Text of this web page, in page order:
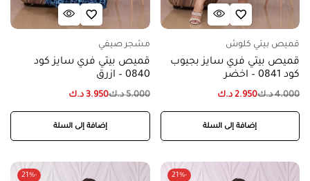
قميص بيتي كلوش
قميص بيتي فري سايز بجيوب
كود 0841 – اخضر
4.000 د.ك2.950 د.ك
إضافة إلى السلة
مشجر صيفي
قميص بيتي فري سايز كود
0840 – ازرق
5.000 د.ك3.950 د.ك
إضافة إلى السلة
-21%
-21%